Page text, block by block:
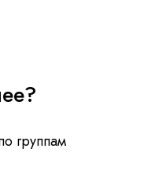
группам